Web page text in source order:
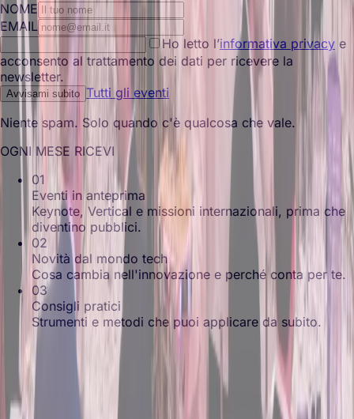
NOME
EMAIL
Ho letto l’informativa privacy e
acconsento al trattamento dei dati per ricevere la
newsletter.
Avvisami subito Tutti gli eventi
Niente spam. Solo quando c'è qualcosa che vale.
OGNI MESE RICEVI
01
Eventi in anteprima
Keynote, Vertical e missioni internazionali, prima che
diventino pubblici.
02
Novità dal mondo tech
Cosa cambia nell'innovazione e perché conta per te.
03
Consigli pratici
Strumenti e metodi che puoi applicare da subito.